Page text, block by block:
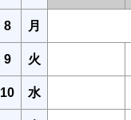
8 月
9 火
10 水